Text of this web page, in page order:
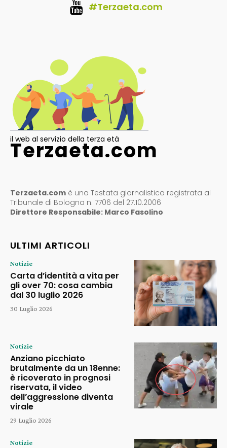
#Terzaeta.com
il web al servizio della terza età
Terzaeta.com
Terzaeta.com è una Testata giornalistica registrata al
Tribunale di Bologna n. 7706 del 27.10.2006
Direttore Responsabile: Marco Fasolino
ULTIMI ARTICOLI
Notizie
Carta d’identità a vita per
gli over 70: cosa cambia
dal 30 luglio 2026
30 Luglio 2026
Notizie
Anziano picchiato
brutalmente da un 18enne:
è ricoverato in prognosi
riservata, il video
dell’aggressione diventa
virale
29 Luglio 2026
Notizie